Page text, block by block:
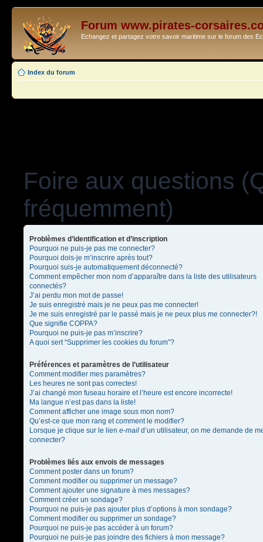
Forum www.pirates-
Echangez et partagez votre savoir maritime sur le forum des
Index du forum
Foire aux questions
fréquemment)
Problèmes d’identification et d’inscription
Pourquoi ne puis-je pas me connecter?
Pourquoi dois-je m’inscrire après tout?
Pourquoi suis-je automatiquement déconnecté?
Comment empêcher mon nom d’apparaître dans la liste des utilisateurs
connectés?
J’ai perdu mon mot de passe!
Je suis enregistré mais je ne peux pas me connecter!
Je me suis enregistré par le passé mais je ne peux plus me connecter?!
Que signifie COPPA?
Pourquoi ne puis-je pas m’inscrire?
A quoi sert “Supprimer les cookies du forum”?
Préférences et paramètres de l’utilisateur
Comment modifier mes paramètres?
Les heures ne sont pas correctes!
J’ai changé mon fuseau horaire et l’heure est encore incorrecte!
Ma langue n’est pas dans la liste!
Comment afficher une image sous mon nom?
Qu’est-ce que mon rang et comment le modifier?
Lorsque je clique sur le lien e-mail d’un utilisateur, on me demande de
connecter?
Problèmes liés aux envois de messages
Comment poster dans un forum?
Comment modifier ou supprimer un message?
Comment ajouter une signature à mes messages?
Comment créer un sondage?
Pourquoi ne puis-je pas ajouter plus d’options à mon sondage?
Comment modifier ou supprimer un sondage?
Pourquoi ne puis-je pas accéder à un forum?
Pourquoi ne puis-je pas joindre des fichiers à mon message?